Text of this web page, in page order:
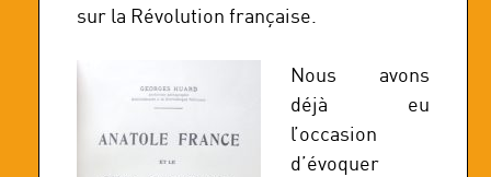
sur la Révolution française.
Nous avons
déjà eu
l’occasion
d’évoquer